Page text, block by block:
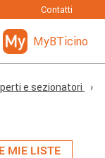
Contatti
MyBTicino
e sezionatori
MIE LISTE